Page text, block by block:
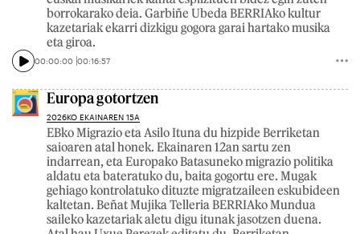
borrokarako deia. Garbiñe Ubeda BERRIAko kultur
kazetariak ekarri dizkigu gogora garai hartako musika
eta giroa.
00:00:00 00:16:57
Europa gotortzen
2026KO EKAINAREN 15A
EBko Migrazio eta Asilo Ituna du hizpide Berriketan
saioaren atal honek. Ekainaren 12an sartu zen
indarrean, eta Europako Batasuneko migrazio politika
aldatu eta bateratuko du, baita gogortu ere. Mugak
gehiago kontrolatuko dituzte migratzaileen eskubideen
kaltetan. Beñat Mujika Telleria BERRIAko Mundua
saileko kazetariak aletu digu itunak jasotzen duena.